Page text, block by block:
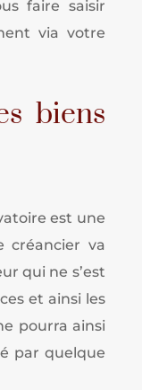
faire saisir
via votre
biens
est une
créancier va
qui ne s’est
et ainsi les
pourra ainsi
par quelque